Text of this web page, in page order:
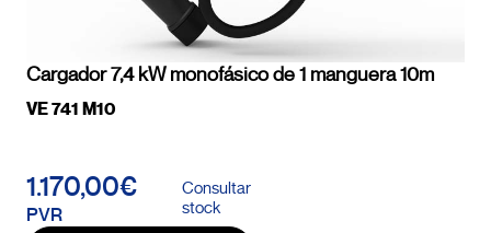
Cargador 7,4 kW monofásico de 1 manguera 10m
VE 741 M10
1.170,00€
PVR
Consultar
stock